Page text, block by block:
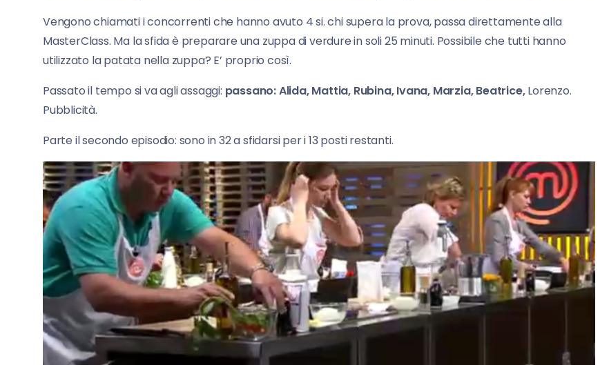
Vengono chiamati i concorrenti che hanno avuto 4 si. chi supera la prova, passa direttamente alla
MasterClass. Ma la sfida è preparare una zuppa di verdure in soli 25 minuti. Possibile che tutti hanno
utilizzato la patata nella zuppa? E’ proprio così.
Passato il tempo si va agli assaggi: passano: Alida, Mattia, Rubina, Ivana, Marzia, Beatrice,Lorenzo.
Pubblicità.
Parte il secondo episodio: sono in 32 a sfidarsi per i 13 posti restanti.